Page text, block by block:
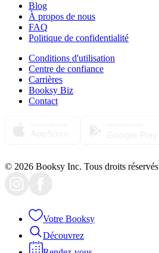
Blog
À propos de nous
FAQ
Politique de confidentialité
Conditions d'utilisation
Centre de confiance
Carrières
Booksy Biz
Contact
© 2026 Booksy Inc. Tous droits réservés
Votre Booksy
Découvrez